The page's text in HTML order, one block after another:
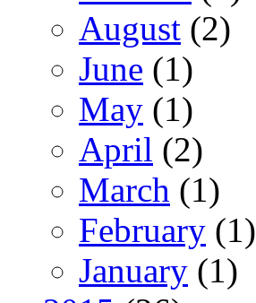
August (2)
June (1)
May (1)
April (2)
March (1)
February (1)
January (1)